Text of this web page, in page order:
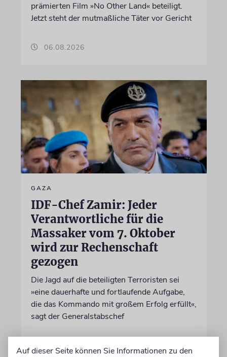
prämierten Film »No Other Land« beteiligt.
Jetzt steht der mutmaßliche Täter vor Gericht
06.08.2026
GAZA
IDF-Chef Zamir: Jeder
Verantwortliche für die
Massaker vom 7. Oktober
wird zur Rechenschaft
gezogen
Die Jagd auf die beteiligten Terroristen sei
»eine dauerhafte und fortlaufende Aufgabe,
die das Kommando mit großem Erfolg erfüllt«,
sagt der Generalstabschef
Auf dieser Seite können Sie Informationen zu den